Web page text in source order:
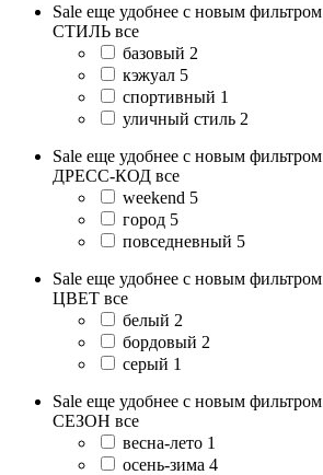
Sale еще удобнее с новым фильтром
СТИЛЬ все
базовый 2
кэжуал 5
спортивный 1
уличный стиль 2
Sale еще удобнее с новым фильтром
ДРЕСС-КОД все
weekend 5
город 5
повседневный 5
Sale еще удобнее с новым фильтром
ЦВЕТ все
белый 2
бордовый 2
серый 1
Sale еще удобнее с новым фильтром
СЕЗОН все
весна-лето 1
осень-зима 4